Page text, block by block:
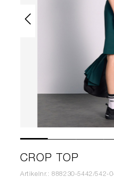
CROP TOP
Artikelnr.: 888230-5442/542-